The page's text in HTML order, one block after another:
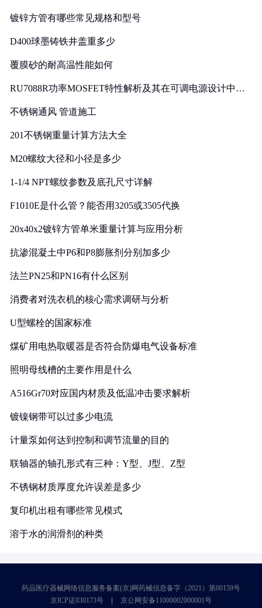
镀锌方管有哪些常见规格和型号
D400球墨铸铁井盖重多少
覆膜砂的耐高温性能如何
RU7088R功率MOSFET特性解析及其在可调电源设计中的
不锈钢通风 管道施工
201不锈钢重量计算方法大全
M20螺纹大径和小径是多少
1-1/4 NPT螺纹参数及底孔尺寸详解
F1010E是什么管？能否用3205或3505代换
20x40x2镀锌方管单米重量计算与应用分析
抗渗混凝土中P6和P8膨胀剂分别加多少
法兰PN25和PN16有什么区别
消费者对洗衣机的核心需求调研与分析
U型螺栓的国家标准
煤矿用电热取暖器是否符合防爆电气设备标准
照明母线槽的主要作用是什么
A516Gr70对应国内材质及低温冲击要求解析
镀镍钢带可以过多少电流
计量泵如何达到控制和调节流量的目的
联轴器的轴孔形式有三种：Y型、J型、Z型
不锈钢材质厚度允许误差是多少
复印机出租有哪些常见模式
溶于水的润滑剂的种类
药品医疗器械网络信息服务备案(京)网药械信息备字（2021）第00159号
京ICP证030173号
京公网安备11000002000001号